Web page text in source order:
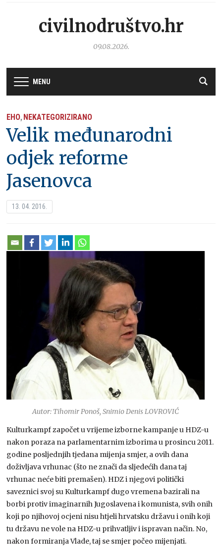
civilnodruštvo.hr
09.08.2026.
MENU
EHO, NEKATEGORIZIRANO
Velik međunarodni
odjek reforme
Jasenovca
13. 04. 2016.
Autor: Tihomir Ponoš, Snimio Denis LOVROVIĆ
Kulturkampf započet u vrijeme izborne kampanje u HDZ-u
nakon poraza na parlamentarnim izborima u prosincu 2011.
godine posljednjih tjedana mijenja smjer, a ovih dana
doživljava vrhunac (što ne znači da sljedećih dana taj
vrhunac neće biti premašen). HDZ i njegovi politički
saveznici svoj su Kulturkampf dugo vremena bazirali na
borbi protiv imaginarnih Jugoslavena i komunista, svih onih
koji po njihovoj ocjeni nisu htjeli hrvatsku državu i onih koji
tu državu ne vole na HDZ-u prihvatljiv i ispravan način. No,
nakon formiranja Vlade, taj se smjer počeo mijenjati.